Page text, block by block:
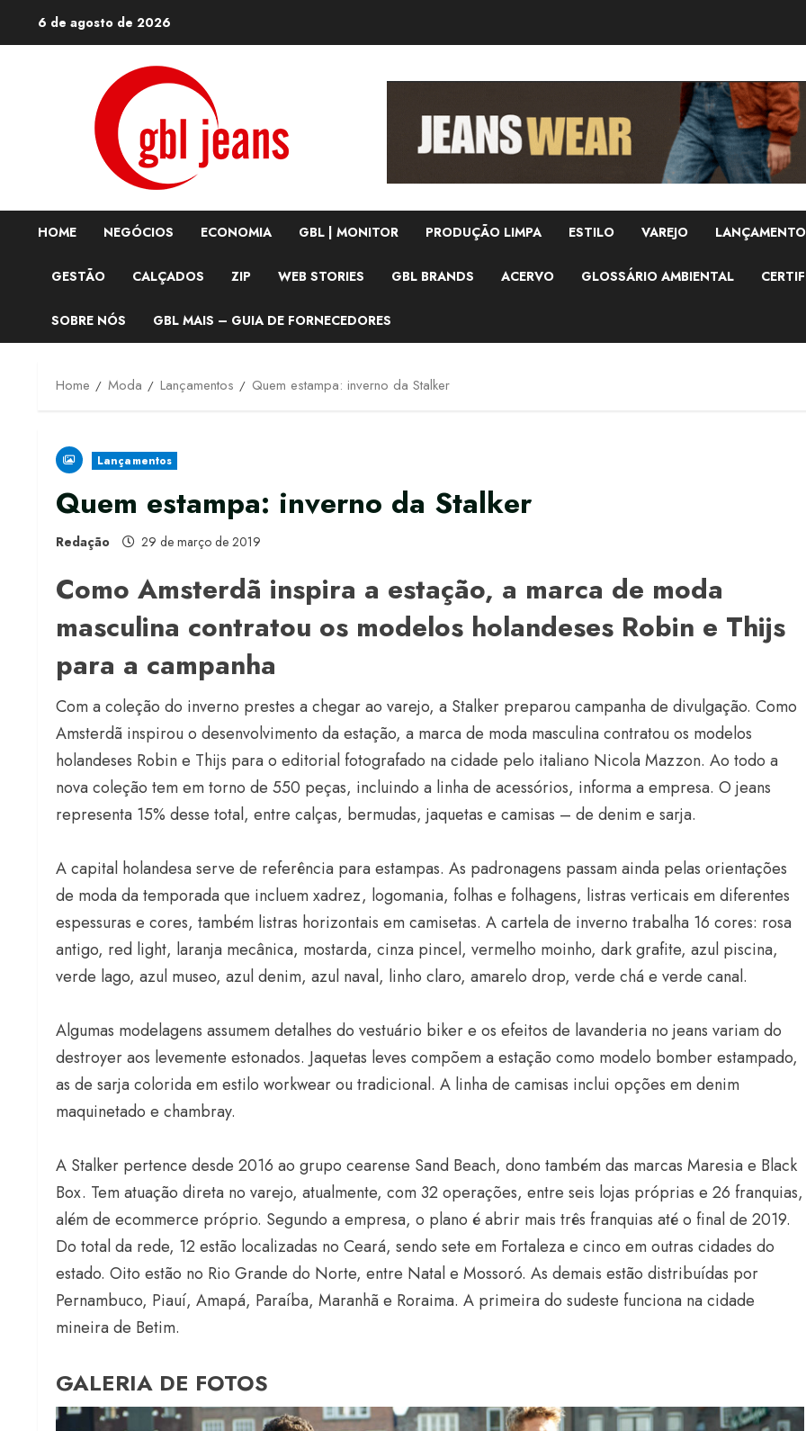
6 de agosto de 2026
HOME NEGÓCIOS ECONOMIA GBL | MONITOR PRODUÇÃO LIMPA ESTILO VAREJO
GESTÃO CALÇADOS ZIP WEB STORIES GBL BRANDS ACERVO GLOSSÁRIO AMBIENTAL
SOBRE NÓS GBL MAIS – GUIA DE FORNECEDORES
Home Moda Lançamentos Quem estampa: inverno da Stalker
Lançamentos
Quem estampa: inverno da Stalker
Redação 29 de março de 2019
Como Amsterdã inspira a estação, a marca de moda
masculina contratou os modelos holandeses Robin e Thijs
para a campanha
Com a coleção do inverno prestes a chegar ao varejo, a Stalker preparou campanha de divulgação. Como
Amsterdã inspirou o desenvolvimento da estação, a marca de moda masculina contratou os modelos
holandeses Robin e Thijs para o editorial fotografado na cidade pelo italiano Nicola Mazzon. Ao todo a
nova coleção tem em torno de 550 peças, incluindo a linha de acessórios, informa a empresa. O jeans
representa 15% desse total, entre calças, bermudas, jaquetas e camisas – de denim e sarja.
A capital holandesa serve de referência para estampas. As padronagens passam ainda pelas orientações
de moda da temporada que incluem xadrez, logomania, folhas e folhagens, listras verticais em diferentes
espessuras e cores, também listras horizontais em camisetas. A cartela de inverno trabalha 16 cores: rosa
antigo, red light, laranja mecânica, mostarda, cinza pincel, vermelho moinho, dark grafite, azul piscina,
verde lago, azul museo, azul denim, azul naval, linho claro, amarelo drop, verde chá e verde canal.
Algumas modelagens assumem detalhes do vestuário biker e os efeitos de lavanderia no jeans variam do
destroyer aos levemente estonados. Jaquetas leves compõem a estação como modelo bomber estampado,
as de sarja colorida em estilo workwear ou tradicional. A linha de camisas inclui opções em denim
maquinetado e chambray.
A Stalker pertence desde 2016 ao grupo cearense Sand Beach, dono também das marcas Maresia e Black
Box. Tem atuação direta no varejo, atualmente, com 32 operações, entre seis lojas próprias e 26 franquias,
além de ecommerce próprio. Segundo a empresa, o plano é abrir mais três franquias até o final de 2019.
Do total da rede, 12 estão localizadas no Ceará, sendo sete em Fortaleza e cinco em outras cidades do
estado. Oito estão no Rio Grande do Norte, entre Natal e Mossoró. As demais estão distribuídas por
Pernambuco, Piauí, Amapá, Paraíba, Maranhã e Roraima. A primeira do sudeste funciona na cidade
mineira de Betim.
GALERIA DE FOTOS
Estilo